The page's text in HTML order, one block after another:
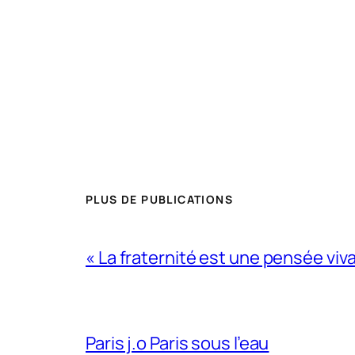
PLUS DE PUBLICATIONS
« La fraternité est une pensée
Paris j.o Paris sous l’eau